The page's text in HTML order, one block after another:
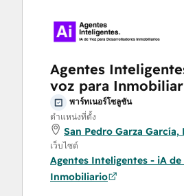
Agentes
voz para
พาร์ทเนอร์โซลูชัน
ตำแหน่งที่ตั้ง
San Pedro Garza García,
เว็บไซต์
Agentes Inteligentes - iA de
Inmobiliario